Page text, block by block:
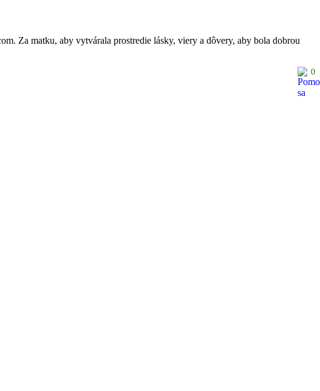
Za matku, aby vytvárala prostredie lásky, viery a dôvery, aby bola dobrou
0